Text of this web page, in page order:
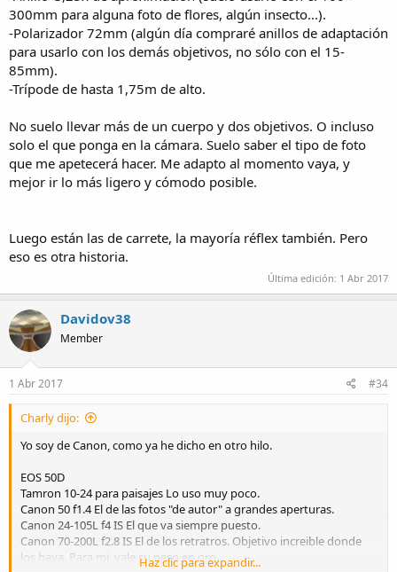
300mm para alguna foto de flores, algún insecto...).
-Polarizador 72mm (algún día compraré anillos de adaptación
para usarlo con los demás objetivos, no sólo con el 15-
85mm).
-Trípode de hasta 1,75m de alto.
No suelo llevar más de un cuerpo y dos objetivos. O incluso
solo el que ponga en la cámara. Suelo saber el tipo de foto
que me apetecerá hacer. Me adapto al momento vaya, y
mejor ir lo más ligero y cómodo posible.
Luego están las de carrete, la mayoría réflex también. Pero
eso es otra historia.
Última edición: 1 Abr 2017
Davidov38
Member
1 Abr 2017 #34
Charly dijo:
Yo soy de Canon, como ya he dicho en otro hilo.
EOS 50D
Tamron 10-24 para paisajes Lo uso muy poco.
Canon 50 f1.4 El de las fotos "de autor" a grandes aperturas.
Canon 24-105L f4 IS El que va siempre puesto.
Canon 70-200L f2.8 IS El de los retratros. Objetivo increible donde
los haya. Para mi, vale su peso en oro...
Haz clic para expandir...